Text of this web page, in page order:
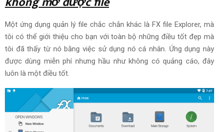
Một ứng dụng quản lýfile chắc chắn khác là FX file Explorer, mà
tôi có thể giới thiệu cho bạn vớitoàn bộ những điều tốt đẹp mà
tôi đã thấy từ nóbằng việc sử dụng nó cá nhân. Ứng dụng này
đượcdùng miễn phí nhưng hầu nhưkhông có quảng cáo, đây
luôn là một điều tốt.